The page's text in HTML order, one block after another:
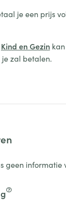
je een prijs
Kind en Gezinkan
zal betalen.
geen informatie